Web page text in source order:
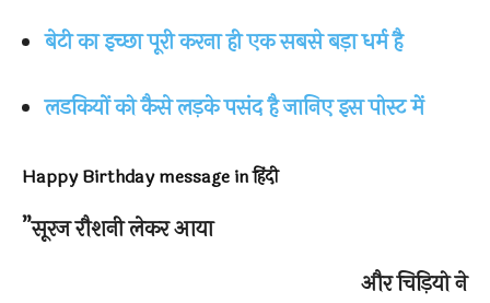
बेटी का इच्छा पूरी करना ही एक सबसे बड़ा धर्म है
लडकियों को कैसे लड़के पसंद है जानिए इस पोस्ट में
Happy Birthday message in हिंदी
”सूरज रौशनी लेकर आया
और चिड़ियो ने